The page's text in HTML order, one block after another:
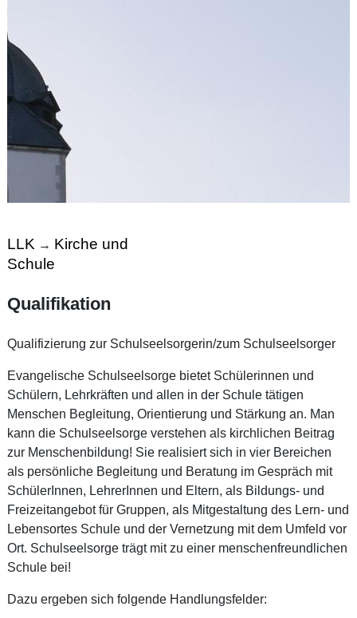
LLK → Kirche und
Schule
Qualifikation
Qualifizierung zur Schulseelsorgerin/zum Schulseelsorger
Evangelische Schulseelsorge bietet Schülerinnen und
Schülern, Lehrkräften und allen in der Schule tätigen
Menschen Begleitung, Orientierung und Stärkung an. Man
kann die Schulseelsorge verstehen als kirchlichen Beitrag
zur Menschenbildung! Sie realisiert sich in vier Bereichen
als persönliche Begleitung und Beratung im Gespräch mit
SchülerInnen, LehrerInnen und Eltern, als Bildungs- und
Freizeitangebot für Gruppen, als Mitgestaltung des Lern- und
Lebensortes Schule und der Vernetzung mit dem Umfeld vor
Ort. Schulseelsorge trägt mit zu einer menschenfreundlichen
Schule bei!
Dazu ergeben sich folgende Handlungsfelder: